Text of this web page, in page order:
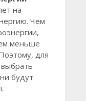
на
Чем
меньше
для
будут